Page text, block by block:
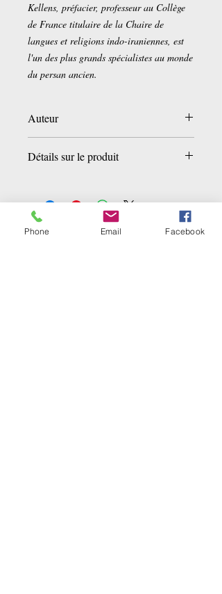
Kellens, préfacier, professeur au Collège
de France titulaire de la Chaire de
langues et religions indo-iraniennes, est
l'un des plus grands spécialistes au monde
du persan ancien.
Auteur
Détails sur le produit
Editeur :
MAX MILO (18 novembre
2010)
Collection : L INCONNU
Phone Email Facebook